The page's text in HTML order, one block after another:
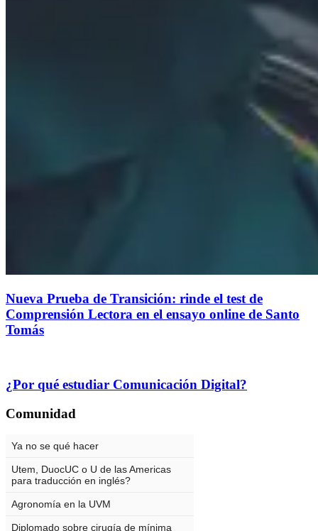
Nueva Prueba de Transición: rinde el test de
Comprensión Lectora en el ensayo online de Santo
Tomás
¿Por qué estudiar Comunicación Digital?
Comunidad